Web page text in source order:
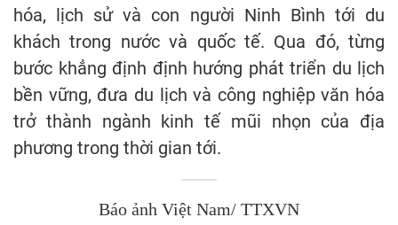
hóa, lịch sử và con người Ninh Bình tới du
khách trong nước và quốc tế. Qua đó, từng
bước khẳng định định hướng phát triển du lịch
bền vững, đưa du lịch và công nghiệp văn hóa
trở thành ngành kinh tế mũi nhọn của địa
phương trong thời gian tới.
Báo ảnh Việt Nam/ TTXVN